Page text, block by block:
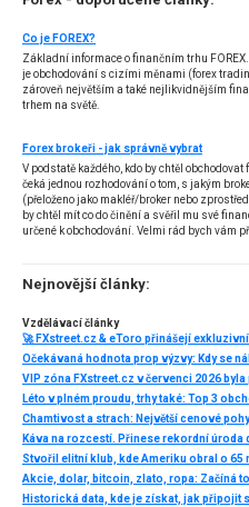
Co je FOREX?
Základní informace o finančním trhu
je obchodování s cizími měnami (forex
zároveň největším a také nejlikvidnějším
trhem na světě.
Forex brokeři - jak správně vybrat
V podstatě každého, kdo by chtěl obchodovat
čeká jednou rozhodování o tom, s jakým
(přeloženo jako makléř/broker nebo
by chtěl mít co do činění a svěřil mu své
určené k obchodování. Velmi rád bych vám
několik příkladů nejznámějších z nich.
Nejnovější články:
Vzdělávací články
Očekávaná hodnota prop výzvy: Kdy se
VIP zóna FXstreet.cz v červenci 2026
Káva na rozcestí. Přinese rekordní úroda
Akcie, dolar, bitcoin, zlato, ropa: Začíná